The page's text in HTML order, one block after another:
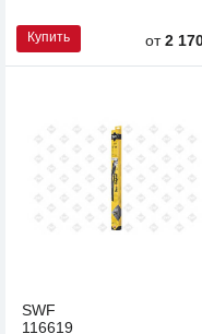
Купить от2
SWF
116619